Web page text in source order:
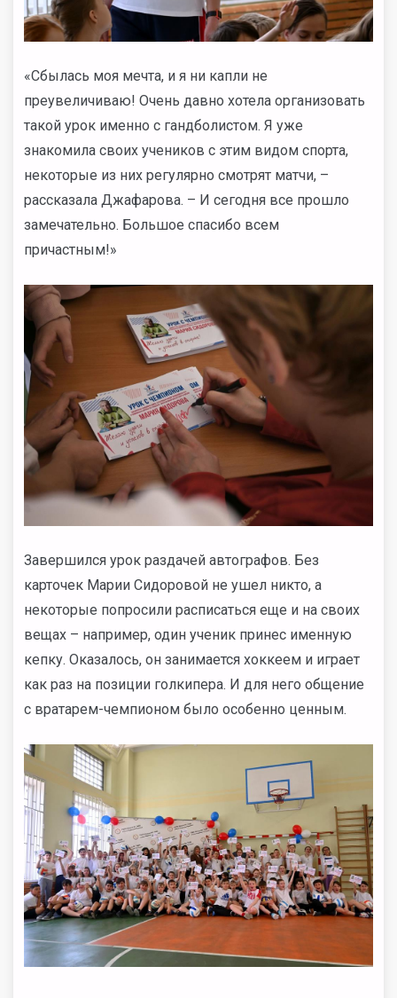
«Сбылась моя мечта, и я ни капли не
преувеличиваю! Очень давно хотела организовать
такой урок именно с гандболистом. Я уже
знакомила своих учеников с этим видом спорта,
некоторые из них регулярно смотрят матчи, –
рассказала Джафарова. – И сегодня все прошло
замечательно. Большое спасибо всем
причастным!»
Завершился урок раздачей автографов. Без
карточек Марии Сидоровой не ушел никто, а
некоторые попросили расписаться еще и на своих
вещах – например, один ученик принес именную
кепку. Оказалось, он занимается хоккеем и играет
как раз на позиции голкипера. И для него общение
с вратарем-чемпионом было особенно ценным.